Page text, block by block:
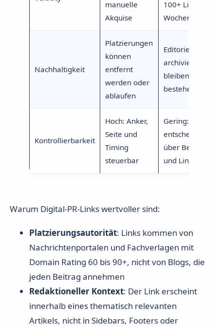
manuelle
Akquise
100+ Links in
Wochen
Nachhaltigkeit
Platzierungen
können
entfernt
werden oder
ablaufen
Editorielle
archivierten
bleiben
bestehen
Kontrollierbarkeit
Hoch: Anker,
Seite und
Timing
steuerbar
Gering:
entscheidet
über
und Link
Warum Digital-PR-Links wertvoller sind:
Platzierungsautorität: Links kommen von
Nachrichtenportalen und Fachverlagen mit
Domain Rating 60 bis 90+, nicht von Blogs, die
jeden Beitrag annehmen
Redaktioneller Kontext: Der Link erscheint
innerhalb eines thematisch relevanten
Artikels, nicht in Sidebars, Footers oder